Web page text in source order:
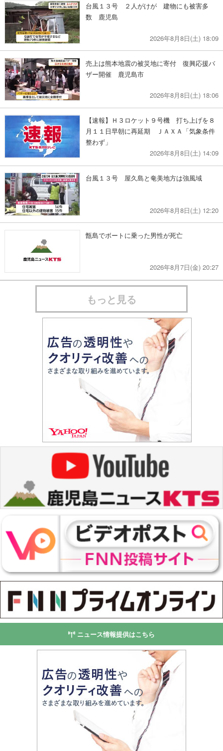
台風１３号 ２人がけが 建物にも被害多
数 鹿児島
2026年8月8日(土) 18:09
売上は熊本地震の被災地に寄付 復興応援バ
ザー開催 鹿児島市
2026年8月8日(土) 18:06
【速報】Ｈ３ロケット９号機 打ち上げを８
月１１日早朝に再延期 ＪＡＸＡ「気象条件
整わず」
2026年8月8日(土) 14:09
台風１３号 屋久島と奄美地方は強風域
2026年8月8日(土) 12:20
甑島でボートに乗った男性が死亡
2026年8月7日(金) 20:27
もっと見る
ニュース情報提供はこちら